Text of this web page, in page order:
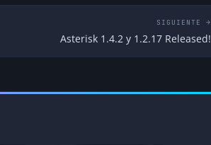
SIGUIENTE →
Asterisk 1.4.2 y 1.2.17 Released!